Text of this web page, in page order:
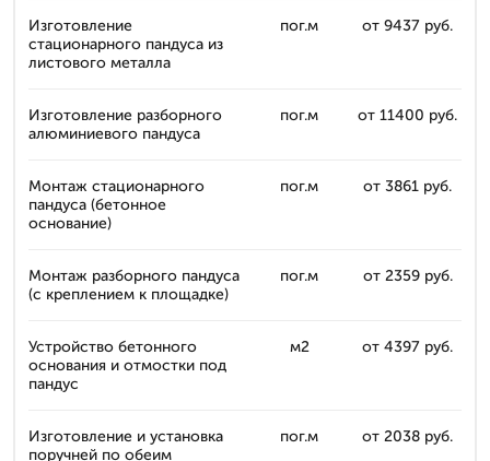
Изготовление
стационарного пандуса из
листового металла
пог.м от 9437 руб.
Изготовление разборного
алюминиевого пандуса
пог.м от 11400 руб.
Монтаж стационарного
пандуса (бетонное
основание)
пог.м от 3861 руб.
Монтаж разборного пандуса
(с креплением к площадке)
пог.м от 2359 руб.
Устройство бетонного
основания и отмостки под
пандус
м2 от 4397 руб.
Изготовление и установка
поручней по обеим
пог.м от 2038 руб.